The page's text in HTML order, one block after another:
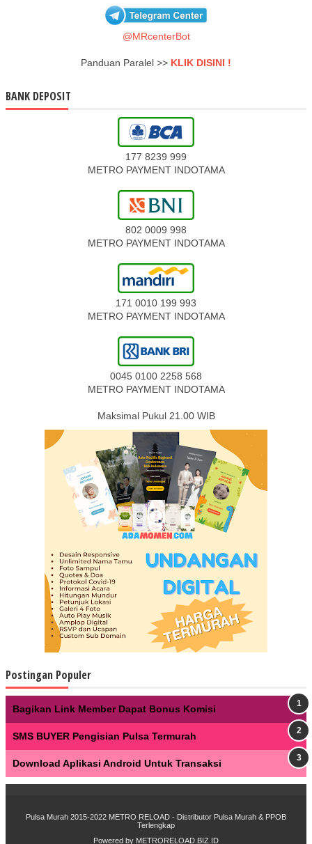
@MRcenterBot
Panduan Paralel >> KLIK DISINI !
BANK DEPOSIT
177 8239 999
METRO PAYMENT INDOTAMA
802 0009 998
METRO PAYMENT INDOTAMA
171 0010 199 993
METRO PAYMENT INDOTAMA
0045 0100 2258 568
METRO PAYMENT INDOTAMA
Maksimal Pukul 21.00 WIB
Postingan Populer
Bagikan Link Member Dapat Bonus Komisi
SMS BUYER Pengisian Pulsa Termurah
Download Aplikasi Android Untuk Transaksi
Pulsa Murah 2015-2022 METRO RELOAD - Distributor Pulsa Murah & PPOB
Terlengkap
Powered by METRORELOAD.BIZ.ID